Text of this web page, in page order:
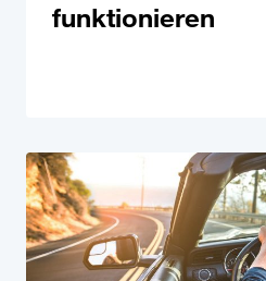
funktionieren